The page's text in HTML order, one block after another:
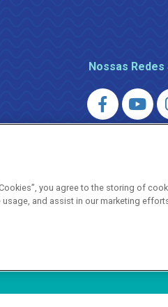
Nossas Redes
AGENERSA –
you agree to the storing of
and assist in our marketing